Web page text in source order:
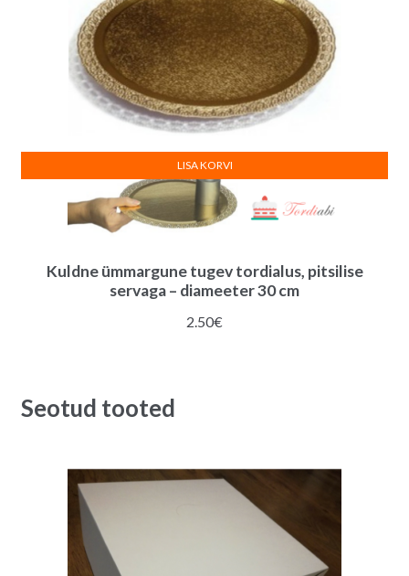
Kuldne ümmargune tugev tordialus, pitsilise
servaga – diameeter 30 cm
2.50€
LISA KORVI
Seotud tooted